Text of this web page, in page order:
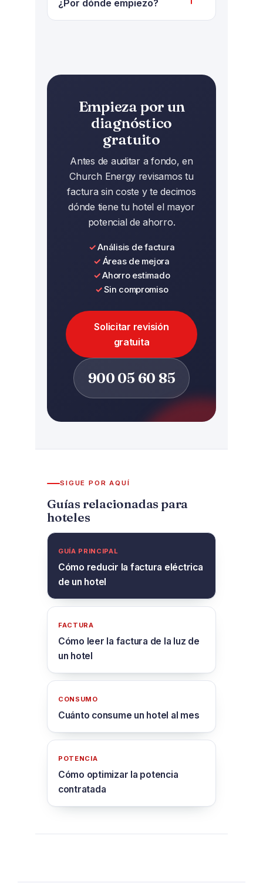
primer análisis de factura es
¿Por dónde empiezo?
la hacemos gratis y, a partir de
diagnóstico más completo.
Empieza por un
diagnóstico
gratuito
Antes de auditar a fondo, en
Church Energy revisamos tu
factura sin coste y te decimos
dónde tiene tu hotel el mayor
potencial de ahorro.
Análisis de factura
Áreas de mejora
Ahorro estimado
Sin compromiso
Solicitar revisión
gratuita
900 05 60 85
SIGUE POR AQUÍ
Guías relacionadas para
hoteles
GUÍA PRINCIPAL
Cómo reducir la factura eléctrica
de un hotel
FACTURA
Cómo leer la factura de la luz de
un hotel
CONSUMO
Cuánto consume un hotel al mes
POTENCIA
Cómo optimizar la potencia
contratada